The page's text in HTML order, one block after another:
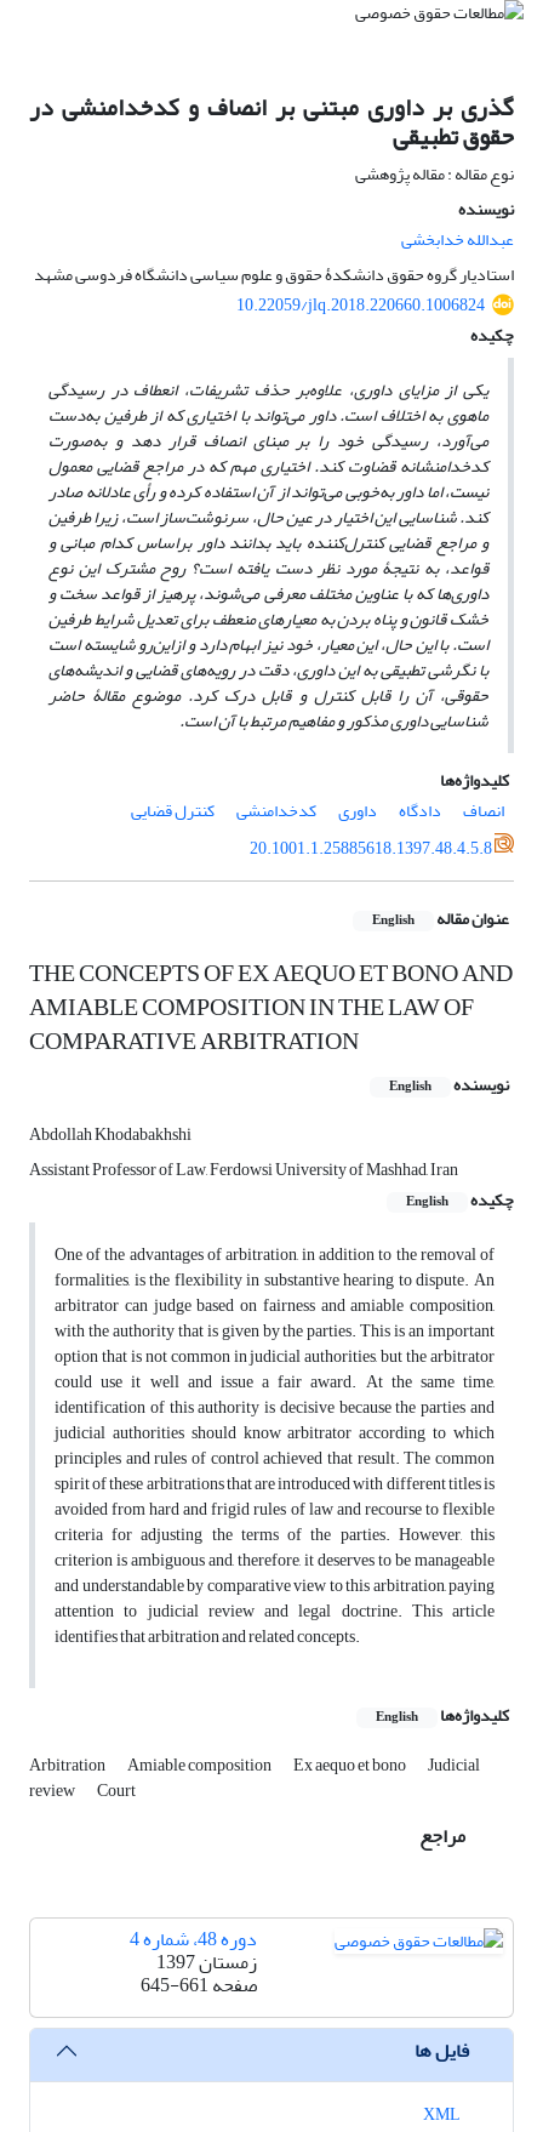
گذری بر داوری مبتنی بر انصاف و کدخدامنشی در
حقوق تطبیقی
نوع مقاله : مقاله پژوهشی
نویسنده
عبدالله خدابخشی
استادیار گروه حقوق دانشکدۀ حقوق و علوم سیاسی دانشگاه فردوسی مشهد
10.22059/jlq.2018.220660.1006824
چکیده
یکی از مزایای داوری، علاوه‌بر حذف تشریفات، انعطاف در رسیدگی
ماهوی به اختلاف است. داور می‌تواند با اختیاری که از طرفین به‌دست
می‌آورد، رسیدگی خود را بر مبنای انصاف قرار دهد و به‌صورت
کدخدامنشانه قضاوت کند. اختیاری مهم که در مراجع قضایی معمول
نیست، اما داور به‌خوبی می‌تواند از آن استفاده کرده و رأی عادلانه صادر
کند. شناسایی این اختیار در عین حال، سرنوشت‌ساز است، زیرا طرفین
و مراجع قضایی کنترل‌کننده باید بدانند داور براساس کدام مبانی و
قواعد، به نتیجۀ مورد نظر دست یافته است؟ روح مشترک این نوع
داوری‌ها که با عناوین مختلف معرفی می‌شوند، پرهیز از قواعد سخت و
خشک قانون و پناه بردن به معیارهای منعطف برای تعدیل شرایط طرفین
است. با این حال، این معیار، خود نیز ابهام دارد و ازاین‌رو شایسته است
با نگرشی تطبیقی به این داوری، دقت در رویه‌های قضایی و اندیشه‌های
حقوقی، آن را قابل کنترل و قابل درک کرد. موضوع مقالۀ حاضر
شناسایی داوری مذکور و مفاهیم مرتبط با آن است.
کلیدواژه‌ها
انصاف
دادگاه داوری کدخدامنشی
کنترل قضایی
20.1001.1.25885618.1397.48.4.5.8
عنوان مقاله English
THE CONCEPTS OF EX AEQUO ET BONO AND
AMIABLE COMPOSITION IN THE LAW OF
COMPARATIVE ARBITRATION
نویسنده English
Abdollah Khodabakhshi
Assistant Professor of Law, Ferdowsi University of Mashhad, Iran
چکیده
English
One of the advantages of arbitration, in addition to the removal of
formalities, is the flexibility in substantive hearing to dispute. An
arbitrator can judge based on fairness and amiable composition,
with the authority that is given by the parties. This is an important
option that is not common in judicial authorities, but the arbitrator
could use it well and issue a fair award. At the same time,
identification of this authority is decisive because the parties and
judicial authorities should know arbitrator according to which
principles and rules of control achieved that result. The common
spirit of these arbitrations that are introduced with different titles is
avoided from hard and frigid rules of law and recourse to flexible
criteria for adjusting the terms of the parties. However, this
criterion is ambiguous and, therefore, it deserves to be manageable
and understandable by comparative view to this arbitration, paying
attention to judicial review and legal doctrine. This article
identifies that arbitration and related concepts.
کلیدواژه‌ها English
Arbitration Amiable composition Ex aequo et bono Judicial
review Court
مراجع
دوره 48، شماره 4
زمستان 1397
صفحه645-661
فایل ها